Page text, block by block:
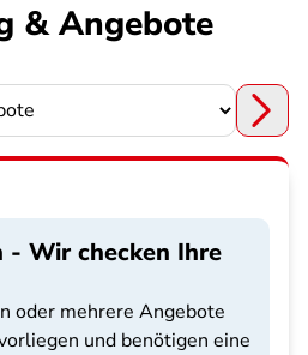
& Angebote
- Wir checken Ihre
oder mehrere Angebote
und benötigen eine